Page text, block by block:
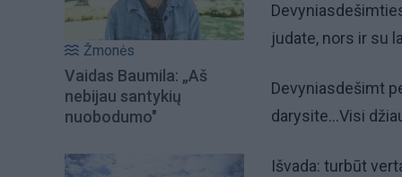
Žmonės
Vaidas Baumila: „Aš
nebijau santykių
nuobodumo"
judate, nors ir su
Devyniasdešimt
darysite...Visi
Išvada: turbūt